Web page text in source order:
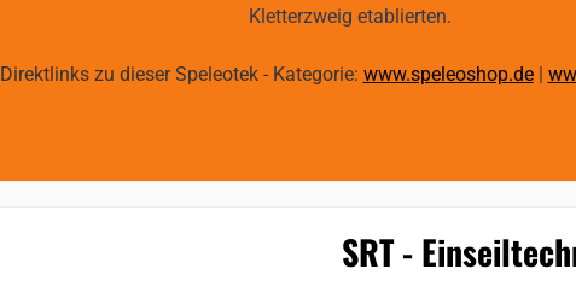
Kletterzweig etablierten.
Direktlinks zu dieser Speleotek - Kategorie: www.speleoshop.de|
SRT -